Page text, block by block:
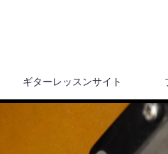
ギターレッスンサイト